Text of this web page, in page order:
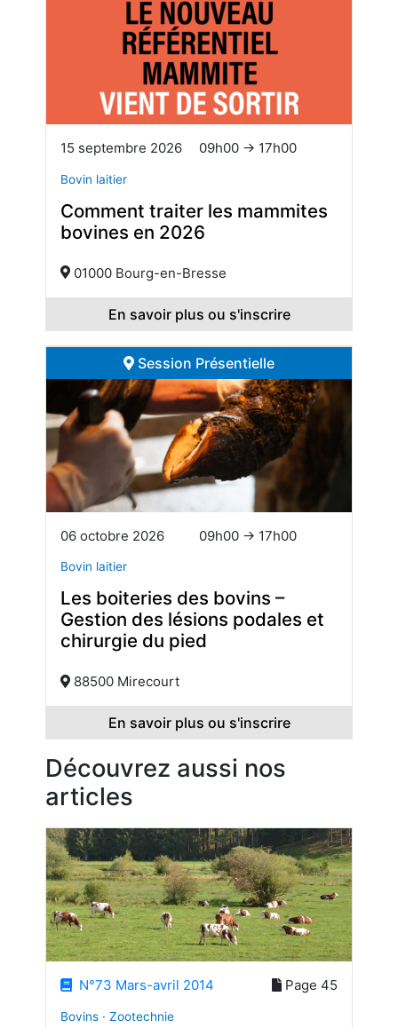
15 septembre 2026 09h00 → 17h00
Bovin laitier
Comment traiter les mammites
bovines en 2026
01000 Bourg-en-Bresse
En savoir plus ou s'inscrire
Session Présentielle
06 octobre 2026 09h00 → 17h00
Bovin laitier
Les boiteries des bovins –
Gestion des lésions podales et
chirurgie du pied
88500 Mirecourt
En savoir plus ou s'inscrire
Découvrez aussi nos
articles
N°73 Mars-avril 2014 Page 45
Bovins · Zootechnie